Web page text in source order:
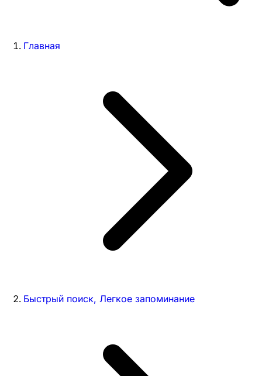
Главная
Быстрый поиск, Легкое запоминание